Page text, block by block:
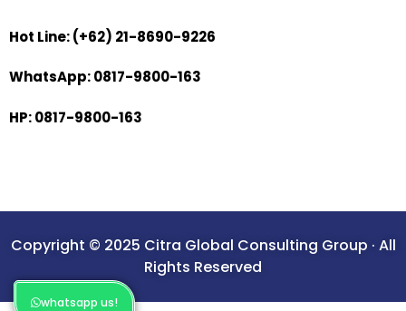
whatsapp us!
Hot Line: (+62) 21-8690-9226
WhatsApp: 0817-9800-163
HP: 0817-9800-163
Copyright © 2025 Citra Global Consulting Group · All
Rights Reserved